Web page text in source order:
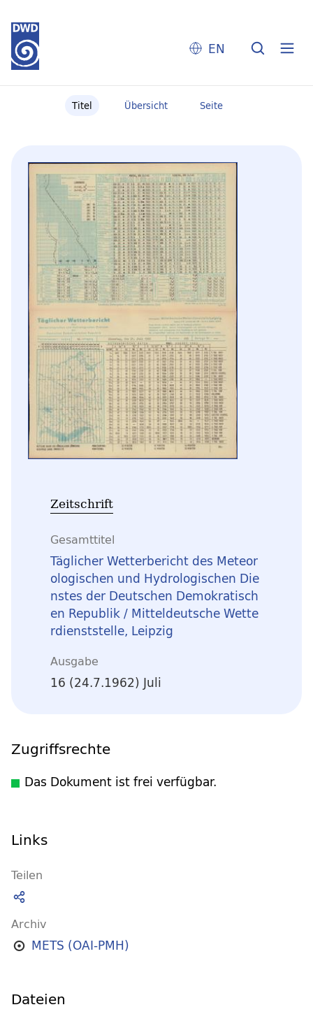
EN
Titel Übersicht Seite
Zeitschrift
Gesamttitel
Täglicher Wetterbericht des Meteor
ologischen und Hydrologischen Die
nstes der Deutschen Demokratisch
en Republik / Mitteldeutsche Wette
rdienststelle, Leipzig
Ausgabe
16 (24.7.1962) Juli
Zugriffsrechte
Das Dokument ist frei verfügbar.
Links
Teilen
Archiv
METS (OAI-PMH)
Dateien